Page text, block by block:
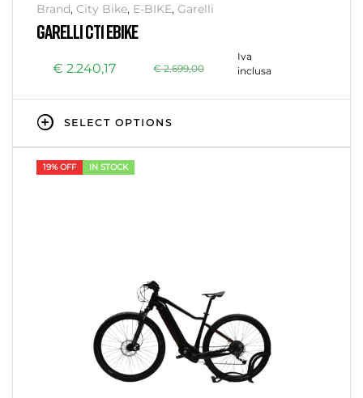
Brand, City Bike, E-BIKE, Garelli
GARELLI CT1 EBIKE
€2.699,00
€ 2.240,17
Iva
inclusa
SELECT OPTIONS
19% OFF IN STOCK